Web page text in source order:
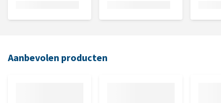
Aanbevolen producten